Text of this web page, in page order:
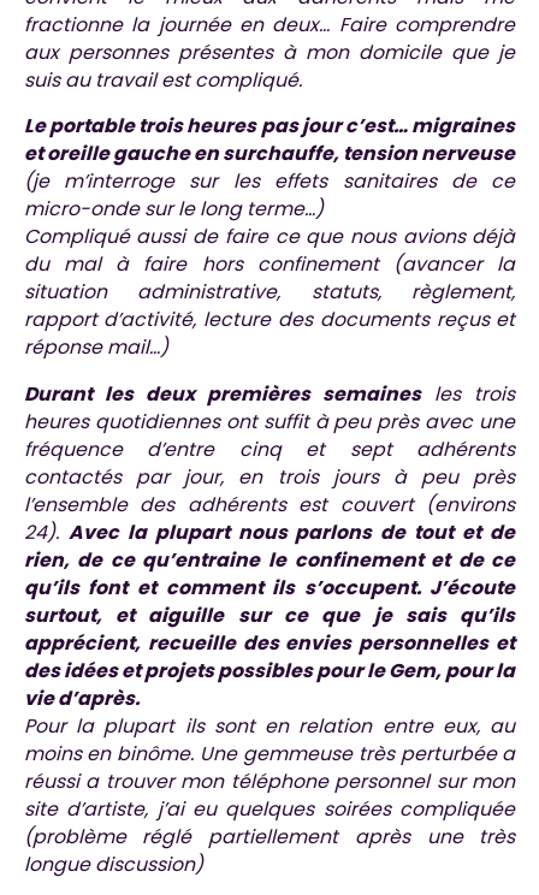
fractionne la journée en deux… Faire comprendre
aux personnes présentes à mon domicile que je
suis au travail est compliqué.
Le portable trois heures pas jour c’est… migraines
et oreille gauche en surchauffe, tension nerveuse
(je m’interroge sur les effets sanitaires de ce
micro-onde sur le long terme…)
Compliqué aussi de faire ce que nous avions déjà
du mal à faire hors confinement (avancer la
situation administrative, statuts, règlement,
rapport d’activité, lecture des documents reçus et
réponse mail…)
Durant les deux premières semainesles trois
heures quotidiennes ont suffit à peu près avec une
fréquence d’entre cinq et sept adhérents
contactés par jour, en trois jours à peu près
l’ensemble des adhérents est couvert (environs
24). Avec la plupart nous parlons de tout et de
rien, de ce qu’entraine le confinement et de ce
qu’ils font et comment ils s’occupent. J’écoute
surtout, et aiguille sur ce que je sais qu’ils
apprécient, recueille des envies personnelles et
des idées et projets possibles pour le Gem, pour la
vie d’après.
Pour la plupart ils sont en relation entre eux, au
moins en binôme. Une gemmeuse très perturbée a
réussi a trouver mon téléphone personnel sur mon
site d’artiste, j’ai eu quelques soirées compliquée
(problème réglé partiellement après une très
longue discussion)